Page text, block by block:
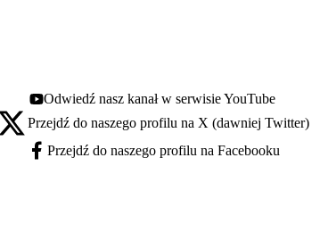
Youtube - otwiera się w nowej karcie
Odwiedź nasz kanał w serwisie YouTube
X - otwiera się w nowej karcie
Przejdź do naszego profilu na X (dawniej Twitter)
Facebook - otwiera się w nowej karcie
Przejdź do naszego profilu na Facebooku